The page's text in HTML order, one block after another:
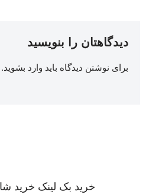
دیدگاهتان را بنویسید
برای نوشتن دیدگاه باید وارد بشوید.
خرید بک لینک خرید